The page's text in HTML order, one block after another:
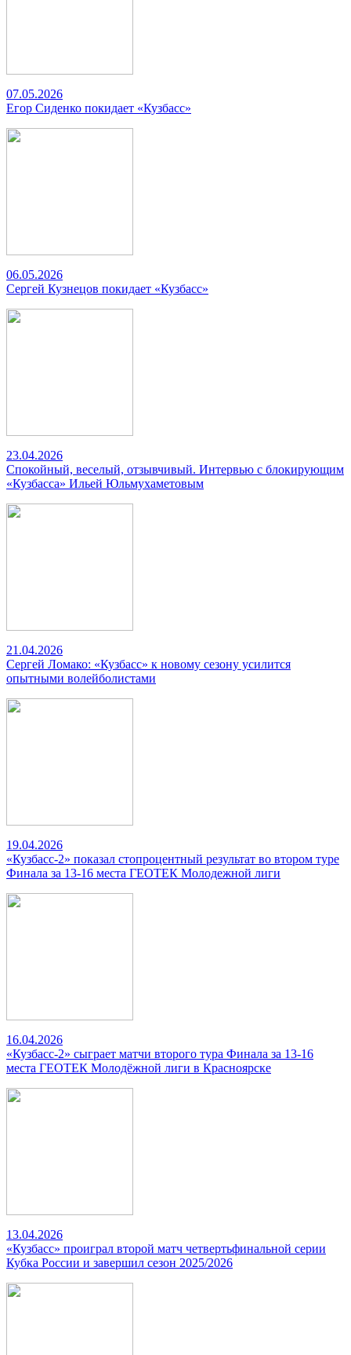
07.05.2026
Егор Сиденко покидает «Кузбасс»
06.05.2026
Сергей Кузнецов покидает «Кузбасс»
23.04.2026
Спокойный, веселый, отзывчивый. Интервью с блокирующим
«Кузбасса» Ильей Юльмухаметовым
21.04.2026
Сергей Ломако: «Кузбасс» к новому сезону усилится
опытными волейболистами
19.04.2026
«Кузбасс-2» показал стопроцентный результат во втором туре
Финала за 13-16 места ГЕОТЕК Молодежной лиги
16.04.2026
«Кузбасс-2» сыграет матчи второго тура Финала за 13-16
места ГЕОТЕК Молодёжной лиги в Красноярске
13.04.2026
«Кузбасс» проиграл второй матч четвертьфинальной серии
Кубка России и завершил сезон 2025/2026